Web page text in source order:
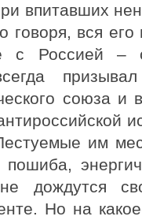
впитавших
говоря, вся
с Россией –
союза
им
пошиба,
дождутся
Но на